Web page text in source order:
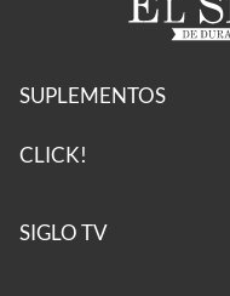
SUPLEMENTOS
CLICK!
SIGLO TV